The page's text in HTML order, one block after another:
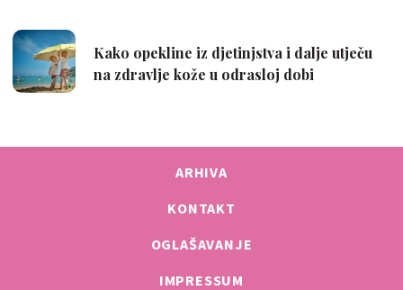
ARHIVA
KONTAKT
OGLAŠAVANJE
IMPRESSUM